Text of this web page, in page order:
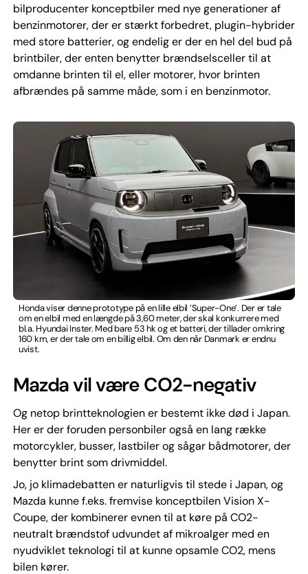
bilproducenter konceptbiler med nye generationer af
benzinmotorer, der er stærkt forbedret, plugin-hybrider
med store batterier, og endelig er der en hel del bud på
brintbiler, der enten benytter brændselsceller til at
omdanne brinten til el, eller motorer, hvor brinten
afbrændes på samme måde, som i en benzinmotor.
Honda viser denne prototype på en lille elbil ’Super-One’. Der er tale
om en elbil med en længde på 3,60 meter, der skal konkurrere med
bl.a. Hyundai Inster. Med bare 53 hk og et batteri, der tillader omkring
160 km, er der tale om en billig elbil. Om den når Danmark er endnu
uvist.
Mazda vil være CO2-negativ
Og netop brintteknologien er bestemt ikke død i Japan.
Her er der foruden personbiler også en lang række
motorcykler, busser, lastbiler og sågar bådmotorer, der
benytter brint som drivmiddel.
Jo, jo klimadebatten er naturligvis til stede i Japan, og
Mazda kunne f.eks. fremvise konceptbilen Vision X-
Coupe, der kombinerer evnen til at køre på CO2-
neutralt brændstof udvundet af mikroalger med en
nyudviklet teknologi til at kunne opsamle CO2, mens
bilen kører.